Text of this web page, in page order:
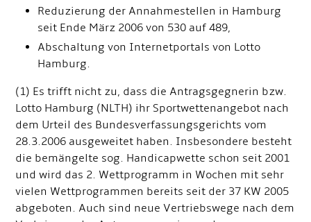
Reduzierung der Annahmestellen in Hamburg
seit Ende März 2006 von 530 auf 489,
Abschaltung von Internetportals von Lotto
Hamburg.
(1) Es trifft nicht zu, dass die Antragsgegnerin bzw.
Lotto Hamburg (NLTH) ihr Sportwettenangebot nach
dem Urteil des Bundesverfassungsgerichts vom
28.3.2006 ausgeweitet haben. Insbesondere besteht
die bemängelte sog. Handicapwette schon seit 2001
und wird das 2. Wettprogramm in Wochen mit sehr
vielen Wettprogrammen bereits seit der 37 KW 2005
abgeboten. Auch sind neue Vertriebswege nach dem